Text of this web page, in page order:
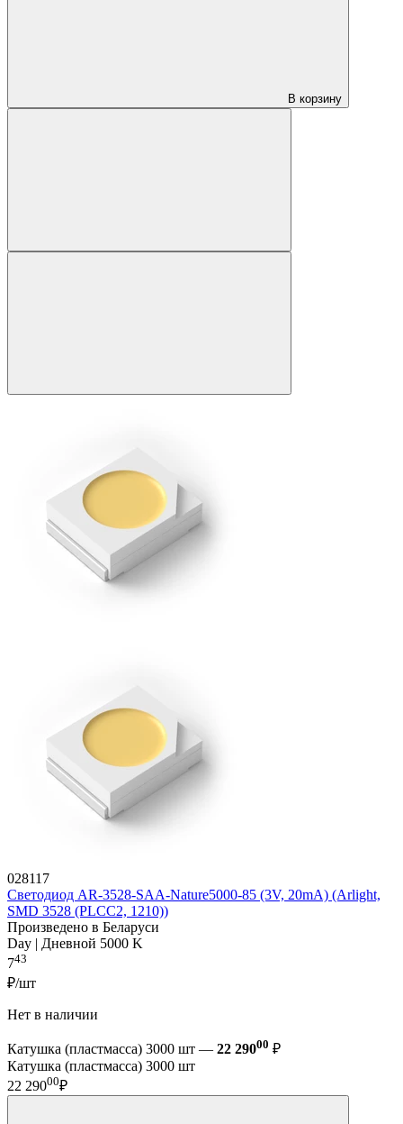
В корзину
028117
Светодиод AR-3528-SAA-Nature5000-85 (3V, 20mA) (Arlight,
SMD 3528 (PLCC2, 1210))
Произведено в Беларуси
Day | Дневной 5000 K
743
₽/шт
Нет в наличии
Катушка (пластмасса) 3000 шт — 22 29000 ₽
Катушка (пластмасса) 3000 шт
22 29000₽